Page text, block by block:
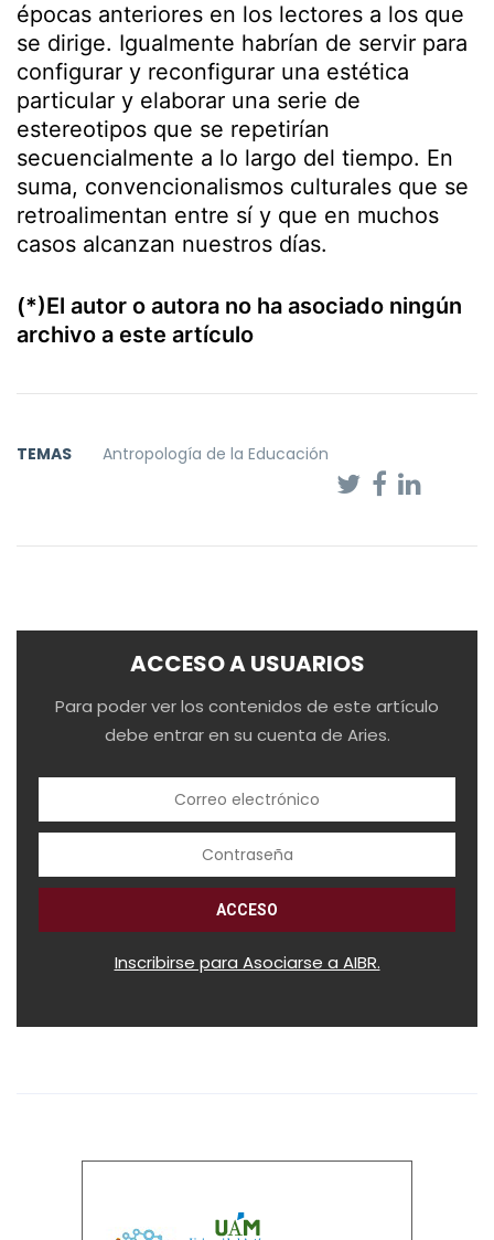
épocas anteriores en los lectores a los que
se dirige. Igualmente habrían de servir para
configurar y reconfigurar una estética
particular y elaborar una serie de
estereotipos que se repetirían
secuencialmente a lo largo del tiempo. En
suma, convencionalismos culturales que se
retroalimentan entre sí y que en muchos
casos alcanzan nuestros días.
(*)El autor o autora no ha asociado ningún
archivo a este artículo
TEMAS Antropología de la Educación
ACCESO A USUARIOS
Para poder ver los contenidos de este artículo
debe entrar en su cuenta de Aries.
Inscribirse para Asociarse a AIBR.